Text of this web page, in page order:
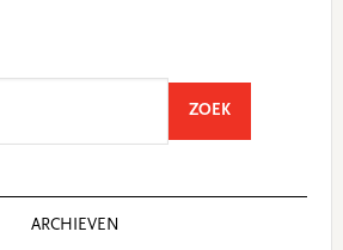
ZOEKSEARCH
ARCHIEVEN